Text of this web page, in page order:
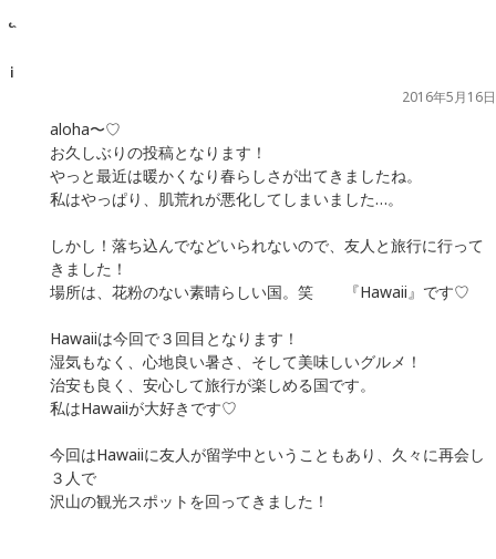
2016年5月16日
aloha〜♡
お久しぶりの投稿となります！
やっと最近は暖かくなり春らしさが出てきましたね。
私はやっぱり、肌荒れが悪化してしまいました…。
しかし！落ち込んでなどいられないので、友人と旅行に行って
きました！
場所は、花粉のない素晴らしい国。笑 『Hawaii』です♡
Hawaiiは今回で３回目となります！
湿気もなく、心地良い暑さ、そして美味しいグルメ！
治安も良く、安心して旅行が楽しめる国です。
私はHawaiiが大好きです♡
今回はHawaiiに友人が留学中ということもあり、久々に再会し
３人で
沢山の観光スポットを回ってきました！